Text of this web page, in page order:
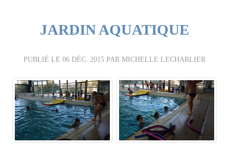
JARDIN AQUATIQUE
PUBLIÉ LE 06 DÉC. 2015 PAR MICHELLE LECHARLIER